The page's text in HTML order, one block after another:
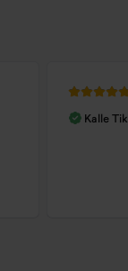
vinterdäck
för
Kalle